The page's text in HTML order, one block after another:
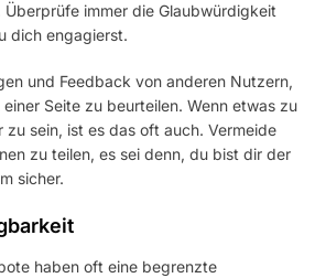
immer die Glaubwürdigkeit
dich engagierst.
und Feedback von anderen Nutzern,
Seite zu beurteilen. Wenn etwas zu
sein, ist es das oft auch. Vermeide
zu teilen, es sei denn, du bist dir der
sicher.
haben oft eine begrenzte